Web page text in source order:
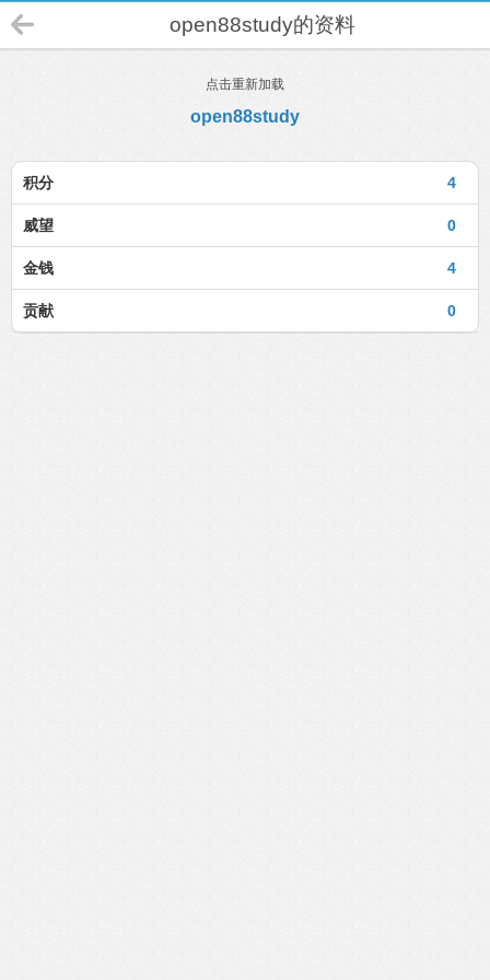
open88study的资料
点击重新加载
open88study
4
积分
0
威望
4
金钱
0
贡献